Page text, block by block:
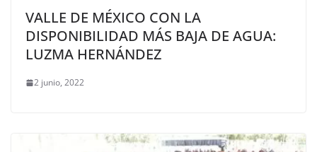
VALLE DE MÉXICO CON LA
DISPONIBILIDAD MÁS BAJA DE AGUA:
LUZMA HERNÁNDEZ
2 junio, 2022